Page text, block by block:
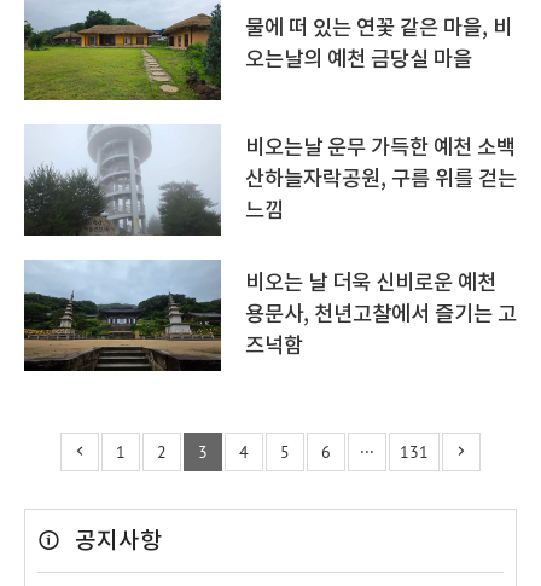
물에 떠 있는 연꽃 같은 마을, 비
오는날의 예천 금당실 마을
비오는날 운무 가득한 예천 소백
산하늘자락공원, 구름 위를 걷는
느낌
비오는 날 더욱 신비로운 예천
용문사, 천년고찰에서 즐기는 고
즈넉함
1 2 3 4 5 6 ··· 131
공지사항